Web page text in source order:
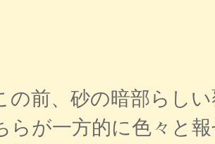
前、砂の暗部らしい
らが一方的に色々と